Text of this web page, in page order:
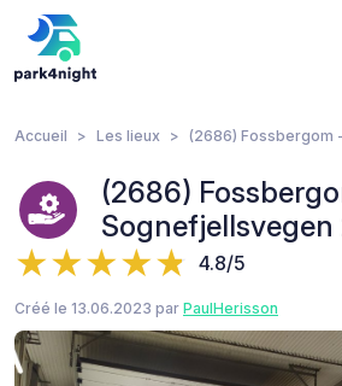
Accueil Les lieux (2686) Fossbergom
(2686)
Sognefjellsvegen
4.8/5
Créé le 13.06.2023 par PaulHerisson